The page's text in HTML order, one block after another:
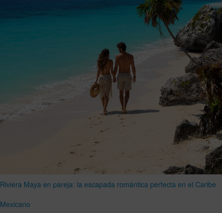
Riviera Maya en pareja: la escapada romántica perfecta en el Caribe
Mexicano